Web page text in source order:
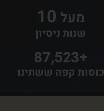
שנות ניסיון
מעל 10
כוסות קפה ששתינו
+
87,523